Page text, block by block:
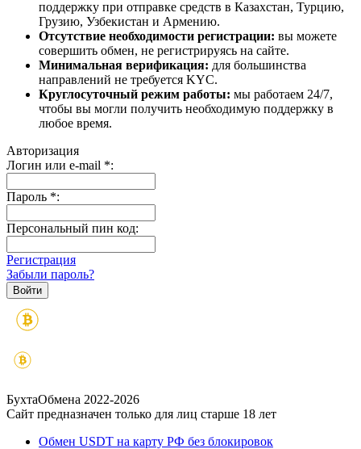
поддержку при отправке средств в Казахстан, Турцию,
Грузию, Узбекистан и Армению.
Отсутствие необходимости регистрации: вы можете
совершить обмен, не регистрируясь на сайте.
Минимальная верификация: для большинства
направлений не требуется KYC.
Круглосуточный режим работы: мы работаем 24/7,
чтобы вы могли получить необходимую поддержку в
любое время.
Авторизация
Логин или e-mail *:
Пароль *:
Персональный пин код:
Регистрация
Забыли пароль?
БухтаОбмена 2022-2026
Сайт предназначен только для лиц старше 18 лет
Обмен USDT на карту РФ без блокировок